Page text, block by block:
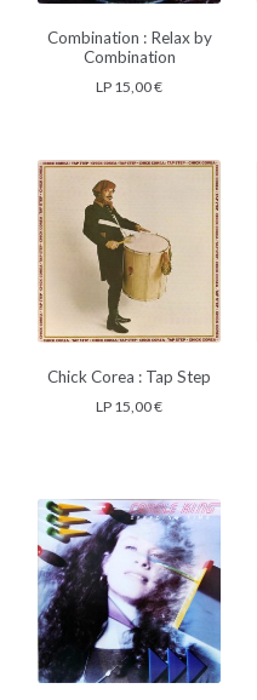
Combination : Relax by
Combination
LP 15,00€
Chick Corea : Tap Step
LP 15,00€